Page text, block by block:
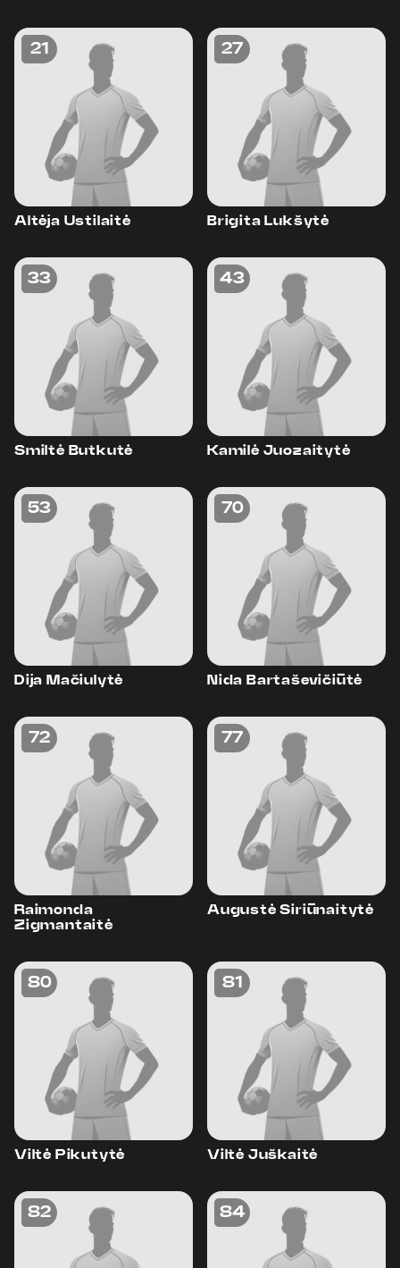
21
Altėja Ustilaitė
27
Brigita Lukšytė
33
Smiltė Butkutė
43
Kamilė Juozaitytė
53
Dija Mačiulytė
70
Nida Bartaševičiūtė
72
Raimonda
Zigmantaitė
77
Augustė Siriūnaitytė
80
Viltė Pikutytė
81
Viltė Juškaitė
82 84